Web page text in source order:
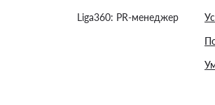
Liga360: PR-менеджер